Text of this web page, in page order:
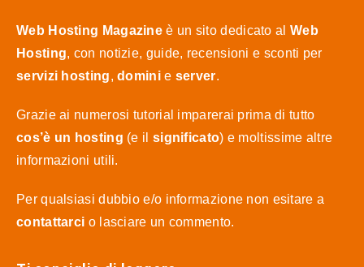
Web Hosting Magazine è un sito dedicato al Web
Hosting, con notizie, guide, recensioni e sconti per
servizi hosting,dominie server.
Grazie ai numerosi tutorial imparerai prima di tutto
cos’è un hosting (e il significato) e moltissime altre
informazioni utili.
Per qualsiasi dubbio e/o informazione non esitare a
contattarci o lasciare un commento.